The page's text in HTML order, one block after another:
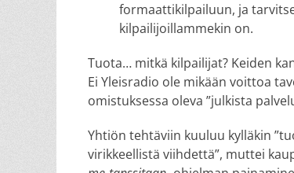
formaattikilpailuun, ja
kilpailijoillammekin on.
Tuota… mitkä kilpailijat? Keiden
Ei Yleisradio ole mikään voittoa
omistuksessa oleva ”julkista
Yhtiön tehtäviin kuuluu kylläkin
virikkeellistä viihdettä”, muttei